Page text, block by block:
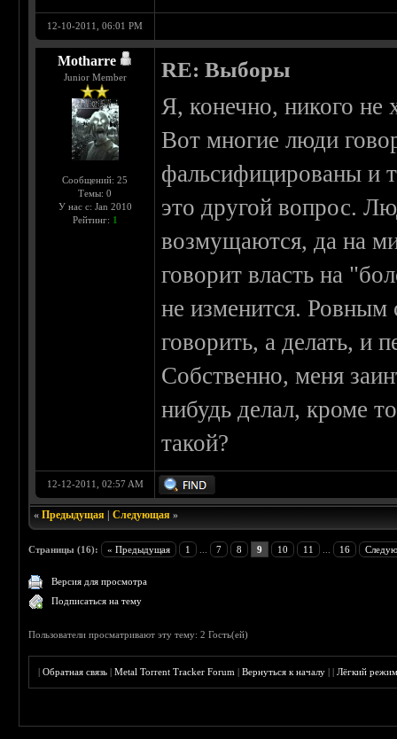
12-10-2011, 06:01 PM
Motharre
Junior Member
Сообщений: 25
Темы: 0
У нас с: Jan 2010
Рейтинг: 1
RE: Выборы
Я, конечно, никого не
Вот многие люди
фальсифицированы и
это другой вопрос.
возмущаются, да на
говорит власть на
не изменится. Ровным
говорить, а делать, и
Собственно, меня
нибудь делал, кроме
такой?
12-12-2011, 02:57 AM
«Предыдущая |Следующая »
Страницы (16): « Предыдущая 1 7 8 9 10 11 16
Версия для просмотра
Подписаться на тему
Пользователи просматривают эту тему: 2 Гость(ей)
|Обратная связь |Metal Torrent Tracker Forum |Вернуться к началу ||Лёгкий